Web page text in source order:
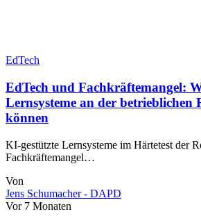
EdTech
EdTech und Fachkräftemangel:
Lernsysteme an der betrieblichen
können
KI-gestützte Lernsysteme im Härtetest der
Fachkräftemangel…
Von
Jens Schumacher - DAPD
Vor 7 Monaten